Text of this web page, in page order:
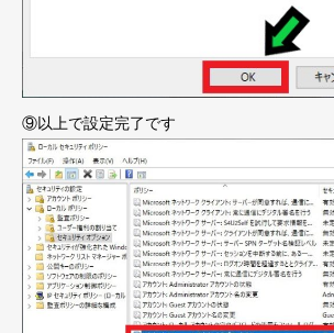
⑨以上で設定完了です